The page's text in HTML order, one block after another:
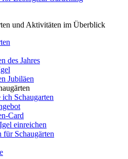
und Aktivitäten im Überblick
des Jahres
Jubiläen
Schaugarten
Card
einreichen
für Schaugärten